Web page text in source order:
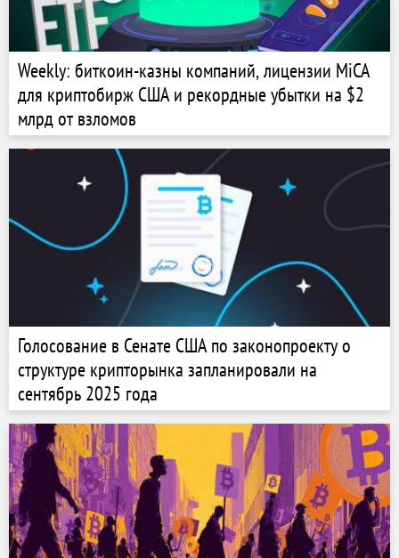
Weekly: биткоин-казны компаний, лицензии MiCA
для криптобирж США и рекордные убытки на $2
млрд от взломов
Голосование в Сенате США по законопроекту о
структуре крипторынка запланировали на
сентябрь 2025 года